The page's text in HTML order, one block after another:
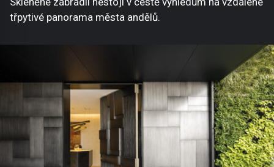
třpytivé panorama města andělů.